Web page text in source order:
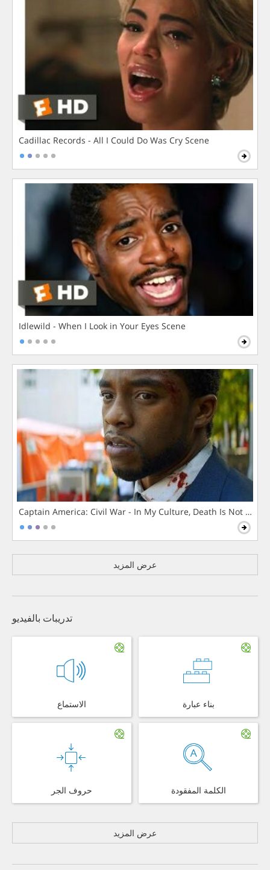
Cadillac Records - All I Could Do Was Cry Scene
Idlewild - When I Look in Your Eyes Scene
Captain America: Civil War - In My Culture, Death Is Not The
عرض المزيد
تدريبات بالفيديو
الاستماع بناء عبارة
حروف الجر الكلمة المفقودة
عرض المزيد